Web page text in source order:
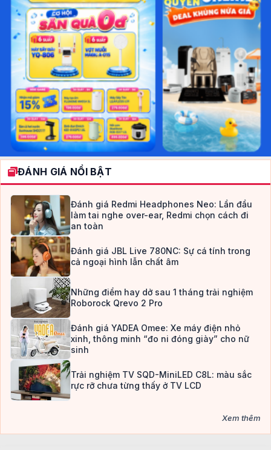
ĐÁNH GIÁ NỔI BẬT
Đánh giá Redmi Headphones Neo: Lần đầu
làm tai nghe over-ear, Redmi chọn cách đi
an toàn
Đánh giá JBL Live 780NC: Sự cá tính trong
cả ngoại hình lẫn chất âm
Những điểm hay dở sau 1 tháng trải nghiệm
Roborock Qrevo 2 Pro
Đánh giá YADEA Omee: Xe máy điện nhỏ
xinh, thông minh “đo ni đóng giày” cho nữ
sinh
Trải nghiệm TV SQD-MiniLED C8L: màu sắc
rực rỡ chưa từng thấy ở TV LCD
Xem thêm